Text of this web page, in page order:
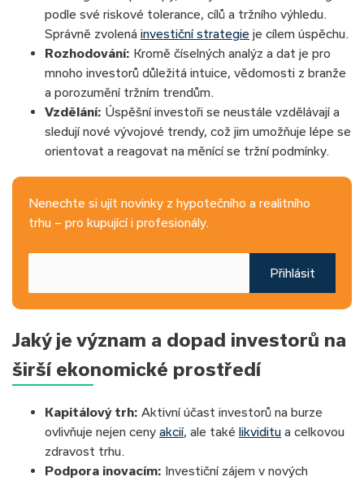
podle své riskové tolerance, cílů a tržního výhledu.
Správně zvolená investiční strategie je cílem úspěchu.
Rozhodování: Kromě číselných analýz a dat je pro
mnoho investorů důležitá intuice, vědomosti z branže
a porozumění tržním trendům.
Vzdělání: Úspěšní investoři se neustále vzdělávají a
sledují nové vývojové trendy, což jim umožňuje lépe se
orientovat a reagovat na měnící se tržní podmínky.
Nenechte si ujít novinky z hypotečního a realitního
trhu – pro kupující i profesionály.
Přihlásit
Jaký je význam a dopad investorů na
širší ekonomické prostředí
Kapitálový trh: Aktivní účast investorů na burze
ovlivňuje nejen ceny akcií, ale také likviditu a celkovou
zdravost trhu.
Podpora inovacím: Investiční zájem v nových